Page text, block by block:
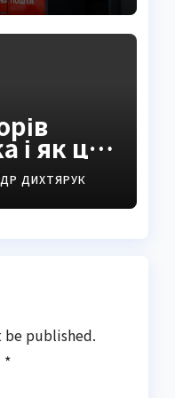
і як це
ДИХТЯРУК
published.
*